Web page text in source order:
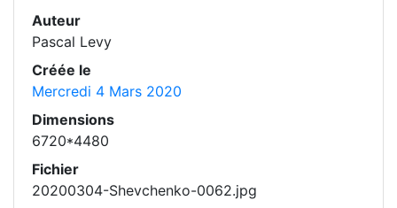
Auteur
Pascal Levy
Créée le
Mercredi 4 Mars 2020
Dimensions
6720*4480
Fichier
20200304-Shevchenko-0062.jpg